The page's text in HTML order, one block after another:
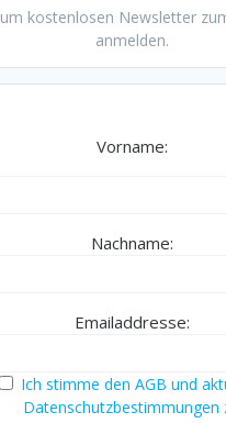
kostenlosen Newsletter
anmelden.
Vorname:
Nachname:
Emailaddresse:
Ich stimme den AGB und
Datenschutzbestimmungen